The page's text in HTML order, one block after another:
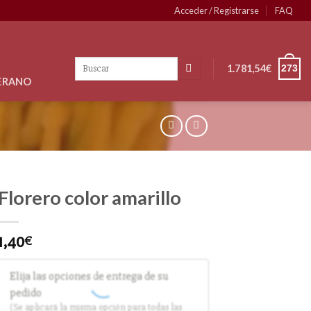
Acceder / Registrarse FAQ
1.781,54€ 273
Florero color amarillo
€
Elija las opciones de entrega de su
pedido
(Se aplicará la misma opción para todas las